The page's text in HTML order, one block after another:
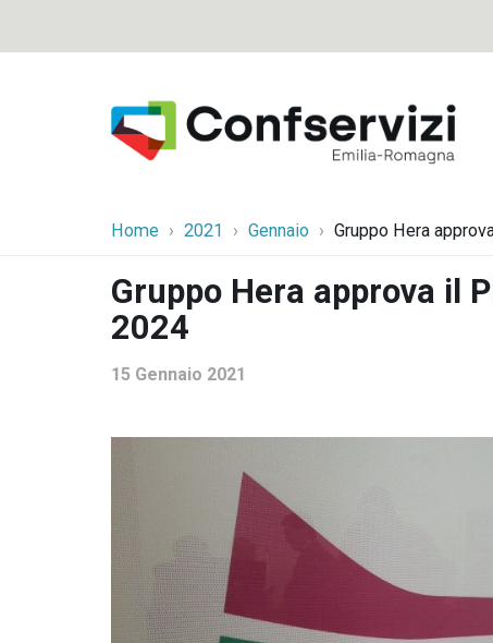
Home 2021 Gennaio Gruppo Hera
Gruppo Hera approva il
2024
15 Gennaio 2021